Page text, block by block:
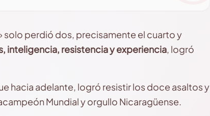
perdió dos, precisamente el cuarto y
inteligencia, resistencia y experiencia, logró
hacia adelante, logró resistir los doce asaltos y
Mundial y orgullo Nicaragüense.